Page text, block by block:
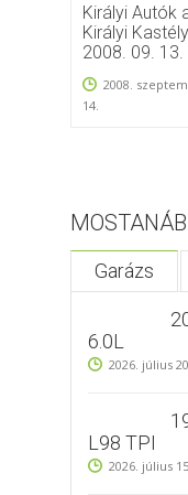
Királyi Autók
Királyi
2008. 09. 13.
2008.
14.
Garázs
6.0L
2026. július 20.
L98 TPI
2026. július 15.